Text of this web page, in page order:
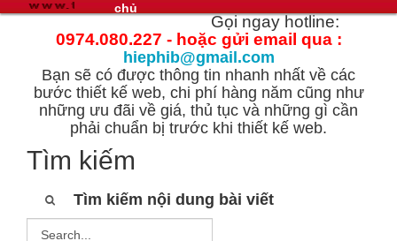
chủ
Gọi ngay hotline:
0974.080.227 - hoặc gửi email qua :
hiephib@gmail.com
Bạn sẽ có được thông tin nhanh nhất về các
bước thiết kế web, chi phí hàng năm cũng như
những ưu đãi về giá, thủ tục và những gì cần
phải chuẩn bị trước khi thiết kế web.
Tìm kiếm
Tìm kiếm nội dung bài viết